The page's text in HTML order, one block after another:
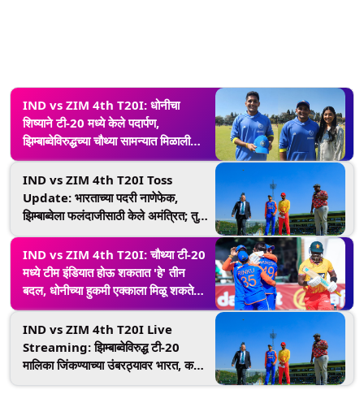
IND vs ZIM 4th T20I: धोनीचा
शिष्याने टी-20 मध्ये केले पदार्पण,
झिम्बाब्वेविरुद्धच्या चौथ्या सामन्यात मिळाली
संधी; घातक गोलंदाजीने वेधाणार लक्ष्य
IND vs ZIM 4th T20I Toss
Update: भारताच्या पदरी नाणेफेक,
झिम्बाब्वेला फलंदाजीसाठी केले अमंत्रित; तुषार
देशपांडेचे पदार्पण
IND vs ZIM 4th T20I: चौथ्या टी-20
मध्ये टीम इंडियात होऊ शकतात 'हे' तीन
बदल, धोनीच्या हुकमी एक्काला मिळू शकते
पदार्पणाची संधी
IND vs ZIM 4th T20I Live
Streaming: झिम्बाब्वेविरुद्ध टी-20
मालिका जिंकण्याच्या उंबरठ्यावर भारत, कधी